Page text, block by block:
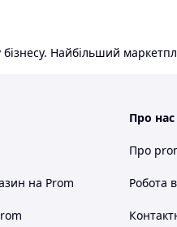
Найбільший
на Prom
Про нас
Про
Робота